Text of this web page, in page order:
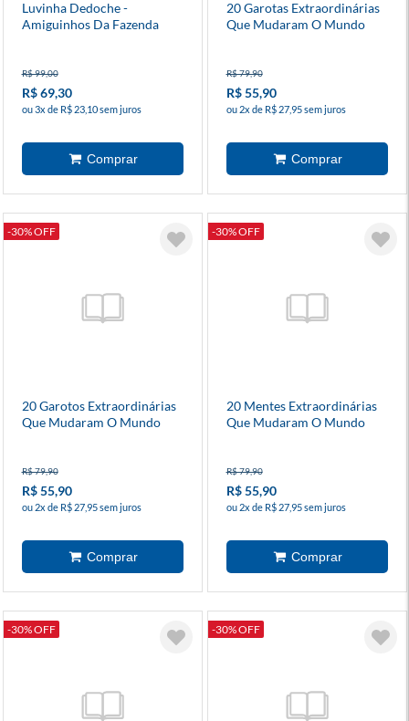
Luvinha Dedoche -
Amiguinhos Da Fazenda
R$ 99,00
R$ 69,30
ou 3x de R$ 23,10 sem juros
20 Garotas Extraordinárias
Que Mudaram O Mundo
R$ 79,90
R$ 55,90
ou 2x de R$ 27,95 sem juros
-30% OFF
20 Garotos Extraordinárias
Que Mudaram O Mundo
R$ 79,90
R$ 55,90
ou 2x de R$ 27,95 sem juros
-30% OFF
20 Mentes Extraordinárias
Que Mudaram O Mundo
R$ 79,90
R$ 55,90
ou 2x de R$ 27,95 sem juros
-30% OFF -30% OFF